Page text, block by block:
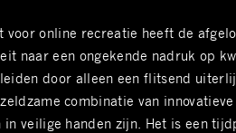
voor online recreatie heeft de
naar een ongekende nadruk op
door alleen een flitsend
combinatie van
in veilige handen zijn. Het is een